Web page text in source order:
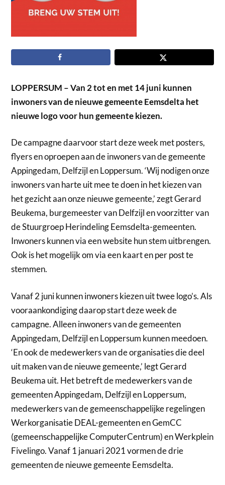
LOPPERSUM – Van 2 tot en met 14 juni kunnen
inwoners van de nieuwe gemeente Eemsdelta het
nieuwe logo voor hun gemeente kiezen.
De campagne daarvoor start deze week met posters,
flyers en oproepen aan de inwoners van de gemeente
Appingedam, Delfzijl en Loppersum. ‘Wij nodigen onze
inwoners van harte uit mee te doen in het kiezen van
het gezicht aan onze nieuwe gemeente,’ zegt Gerard
Beukema, burgemeester van Delfzijl en voorzitter van
de Stuurgroep Herindeling Eemsdelta-gemeenten.
Inwoners kunnen via een website hun stem uitbrengen.
Ook is het mogelijk om via een kaart en per post te
stemmen.
Vanaf 2 juni kunnen inwoners kiezen uit twee logo’s. Als
vooraankondiging daarop start deze week de
campagne. Alleen inwoners van de gemeenten
Appingedam, Delfzijl en Loppersum kunnen meedoen.
‘En ook de medewerkers van de organisaties die deel
uit maken van de nieuwe gemeente,’ legt Gerard
Beukema uit. Het betreft de medewerkers van de
gemeenten Appingedam, Delfzijl en Loppersum,
medewerkers van de gemeenschappelijke regelingen
Werkorganisatie DEAL-gemeenten en GemCC
(gemeenschappelijke ComputerCentrum) en Werkplein
Fivelingo. Vanaf 1 januari 2021 vormen de drie
gemeenten de nieuwe gemeente Eemsdelta.